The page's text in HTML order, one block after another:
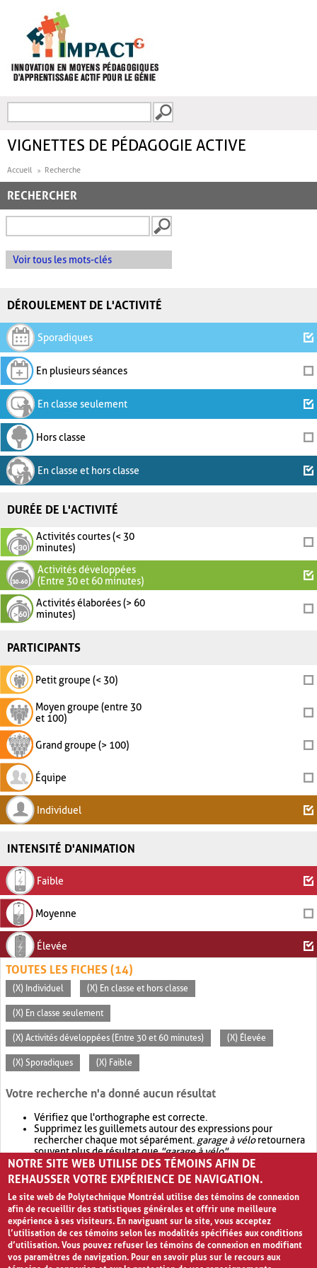
FORMULAIRE DE
VIGNETTES DE PÉDAGOGIE ACTIVE
Accueil Recherche
RECHERCHER
Voir tous les mots-clés
DÉROULEMENT DE L'ACTIVITÉ
Sporadiques
En plusieurs séances
En classe seulement
Hors classe
En classe et hors classe
DURÉE DE L'ACTIVITÉ
Activités courtes (< 30
minutes)
Activités développées
(Entre 30 et 60 minutes)
Activités élaborées (> 60
minutes)
PARTICIPANTS
Petit groupe (< 30)
Moyen groupe (entre 30
et 100)
Grand groupe (> 100)
Équipe
Individuel
INTENSITÉ D'ANIMATION
Faible
Moyenne
Élevée
TOUTES LES FICHES (14)
(X) Individuel (X) En classe et hors classe
(X) En classe seulement
(X) Activités développées (Entre 30 et 60 minutes) (X) Élevée
(X) Sporadiques (X) Faible
Votre recherche n'a donné aucun résultat
Vérifiez que l'orthographe est correcte.
Supprimez les guillemets autour des expressions pour
rechercher chaque mot séparément. garage à véloretournera
souvent plus de résultat que"garage à vélo".
Envisagez d'élargir votre recherche avec OR.garage OR vélo
retournera souvent plus de résultat quegarage à vélo
NOTRE SITE WEB UTILISE DES TÉMOINS AFIN DE
REHAUSSER VOTRE EXPÉRIENCE DE NAVIGATION.
Le site web de Polytechnique Montréal utilise des témoins de connexion
afin de recueillir des statistiques générales et offrir une meilleure
expérience à ses visiteurs. En naviguant sur le site, vous acceptez
l’utilisation de ces témoins selon les modalités spécifiées aux conditions
d’utilisation. Vous pouvez refuser les témoins de connexion en modifiant
vos paramètres de navigation. Pour en savoir plus sur le recours aux